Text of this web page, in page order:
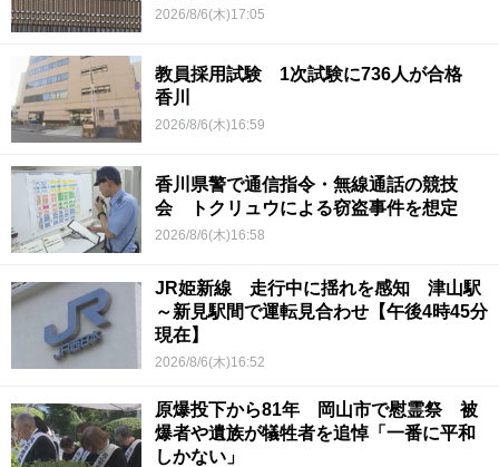
2026/8/6(木)17:05
教員採用試験 1次試験に736人が合格
香川
2026/8/6(木)16:59
香川県警で通信指令・無線通話の競技
会 トクリュウによる窃盗事件を想定
2026/8/6(木)16:58
JR姫新線 走行中に揺れを感知 津山駅
～新見駅間で運転見合わせ【午後4時45分
現在】
2026/8/6(木)16:52
原爆投下から81年 岡山市で慰霊祭 被
爆者や遺族が犠牲者を追悼「一番に平和
しかない」